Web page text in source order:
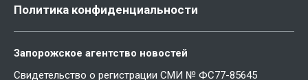
Политика конфиденциальности
Запорожское агентство новостей
Свидетельство о регистрации СМИ № ФС77-85645